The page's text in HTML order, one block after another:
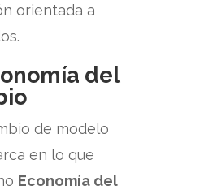
orientada a
del
de modelo
en lo que
Economía del